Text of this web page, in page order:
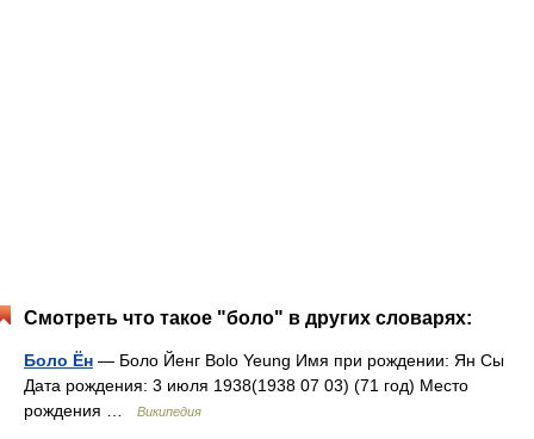
Смотреть что такое "боло" в других словарях:
Боло Ён — Боло Йенг Bolo Yeung Имя при рождении: Ян Сы
Дата рождения: 3 июля 1938(1938 07 03) (71 год) Место
рождения …
Википедия